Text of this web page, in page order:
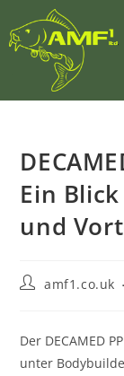
Ein
und
amf1.co.uk
Der DECAMED
unter